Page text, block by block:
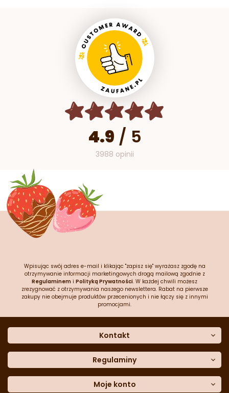
4.9 / 5
3988 opinii
Wpisując swój adres e-mail i klikając "zapisz się" wyrażasz zgodę na
otrzymywanie informacji marketingowych drogą mailową zgodnie z
Regulaminem i Polityką Prywatności. W każdej chwili możesz
zrezygnować z otrzymywania naszego newslettera. Rabat na pierwsze
zakupy nie obejmuje produktów przecenionych i nie łączy się z innymi
promocjami.
Kontakt
Dane kontaktowe
Często zadawane pytania
Sklep stacjonarny
Regulaminy
Polityka prywatności
Moje konto